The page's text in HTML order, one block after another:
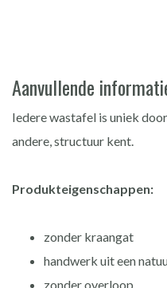
Aanvullende
Iedere wastafel is uniek
andere, structuur kent.
Produkteigenschappen:
zonder kraangat
handwerk uit een
zonder overloop